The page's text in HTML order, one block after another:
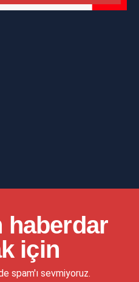
haberdar
için
spam'ı sevmiyoruz.